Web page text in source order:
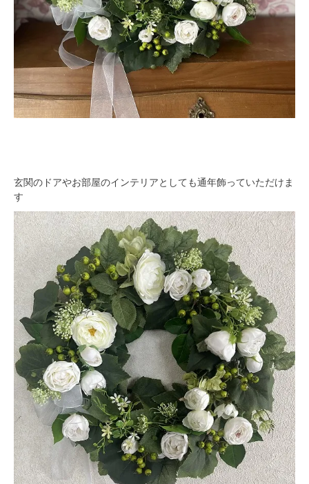
玄関のドアやお部屋のインテリアとしても通年飾っていただけま
す